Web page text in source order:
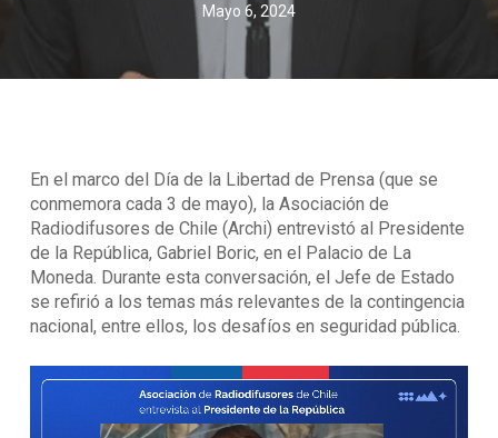
Mayo 6, 2024
En el marco del Día de la Libertad de Prensa (que se
conmemora cada 3 de mayo), la Asociación de
Radiodifusores de Chile (Archi) entrevistó al Presidente
de la República, Gabriel Boric, en el Palacio de La
Moneda. Durante esta conversación, el Jefe de Estado
se refirió a los temas más relevantes de la contingencia
nacional, entre ellos, los desafíos en seguridad pública.
Reproductor